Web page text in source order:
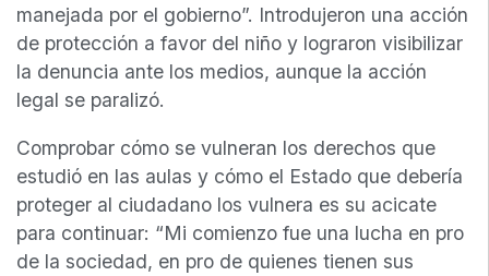
manejada por el gobierno”. Introdujeron una acción
de protección a favor del niño y lograron visibilizar
la denuncia ante los medios, aunque la acción
legal se paralizó.
Comprobar cómo se vulneran los derechos que
estudió en las aulas y cómo el Estado que debería
proteger al ciudadano los vulnera es su acicate
para continuar: “Mi comienzo fue una lucha en pro
de la sociedad, en pro de quienes tienen sus